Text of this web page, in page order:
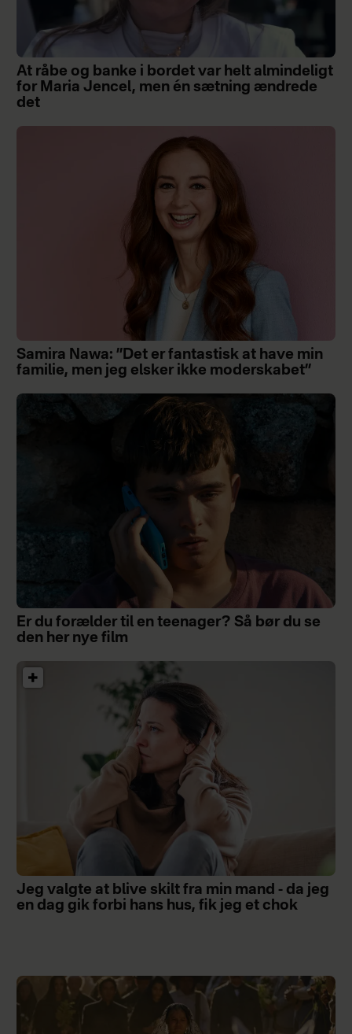
At råbe og banke i bordet var helt almindeligt
for Maria Jencel, men én sætning ændrede
det
Samira Nawa: ”Det er fantastisk at have min
familie, men jeg elsker ikke moderskabet”
Er du forælder til en teenager? Så bør du se
den her nye film
Jeg valgte at blive skilt fra min mand - da jeg
en dag gik forbi hans hus, fik jeg et chok